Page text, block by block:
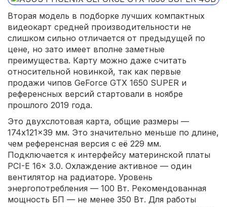
Вторая модель в подборке лучших компактных
видеокарт средней производительности не
слишком сильно отличается от предыдущей по
цене, но зато имеет вполне заметные
преимущества. Карту можно даже считать
относительной новинкой, так как первые
продажи чипов GeForce GTX 1650 SUPER и
референсных версий стартовали в ноябре
прошлого 2019 года.
Это двухслотовая карта, общие размеры —
174x121x39 мм. Это значительно меньше по длине,
чем референсная версия с её 229 мм.
Подключается к интерфейсу материнской платы
PCI-E 16x 3.0. Охлаждение активное — один
вентилятор на радиаторе. Уровень
энергопотребления — 100 Вт. Рекомендованная
мощность БП — не менее 350 Вт. Для работы